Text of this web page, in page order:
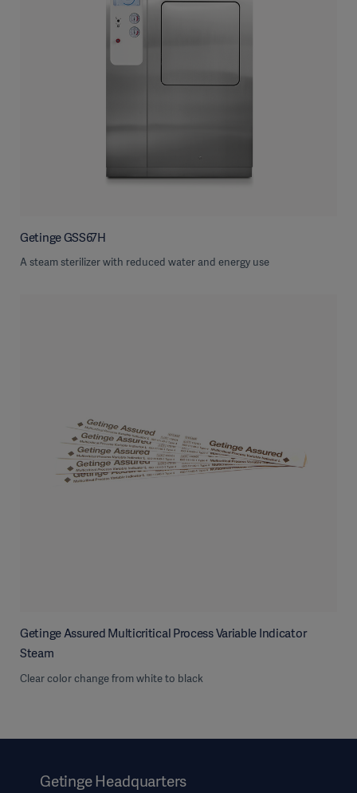
Getinge GSS67H
A steam sterilizer with reduced water and energy use
Getinge Assured Multicritical Process Variable Indicator
Steam
Clear color change from white to black
Getinge Headquarters